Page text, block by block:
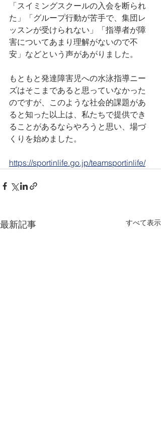
「スイミングスクールの入会を断られ
た」「グループ行動が苦手で、集団レ
ッスンが受けられない」「指導者が障
害についてあまり理解がないので不
安」などという声があがりました。
もともと発達障害児への水泳指導ニー
ズはそこまであると思っていなかった
のですが、このような社会的課題があ
ると知った以上は、私たちで提供でき
ることがあるならやろうと思い、場づ
くりを始めました。
https://sportinlife.go.jp/teamsportinlife/
最新記事 すべて表示